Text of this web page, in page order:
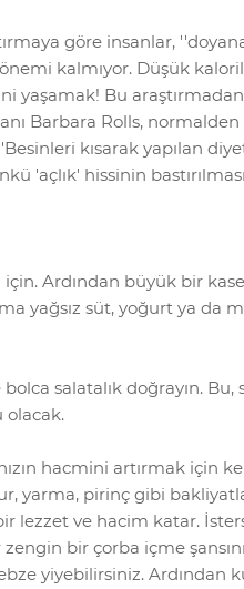
göre insanlar,
kalmıyor. Düşük
yaşamak! Bu
Barbara Rolls, normalden
kısarak yapılan
'açlık' hissinin
Ardından büyük bir
yağsız süt, yoğurt ya da
salatalık doğrayın.
olacak.
hacmini artırmak için
yarma, pirinç gibi
lezzet ve hacim katar.
zengin bir çorba içme
yiyebilirsiniz. Ardından